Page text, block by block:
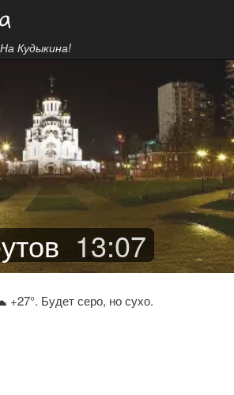
Кудыкина!
13:07
+27°. Будет серо, но сухо.